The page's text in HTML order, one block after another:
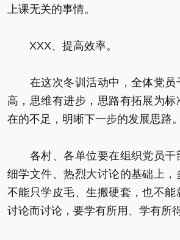
上课无关的事情。
XXX、提高效率。
在这次冬训活动中，全体党员
高，思维有进步，思路有拓展为
在的不足，明晰下一步的发展思路。
各村、各单位要在组织党员干
细学文件、热烈大讨论的基础上，
不能只学皮毛、生搬硬套，也不能
讨论而讨论，要学有所用、学有所得